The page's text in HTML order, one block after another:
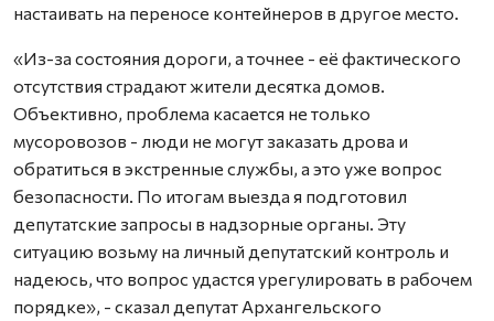
настаивать на переносе контейнеров в другое место.
«Из-за состояния дороги, а точнее - её фактического
отсутствия страдают жители десятка домов.
Объективно, проблема касается не только
мусоровозов - люди не могут заказать дрова и
обратиться в экстренные службы, а это уже вопрос
безопасности. По итогам выезда я подготовил
депутатские запросы в надзорные органы. Эту
ситуацию возьму на личный депутатский контроль и
надеюсь, что вопрос удастся урегулировать в рабочем
порядке», - сказал депутат Архангельского